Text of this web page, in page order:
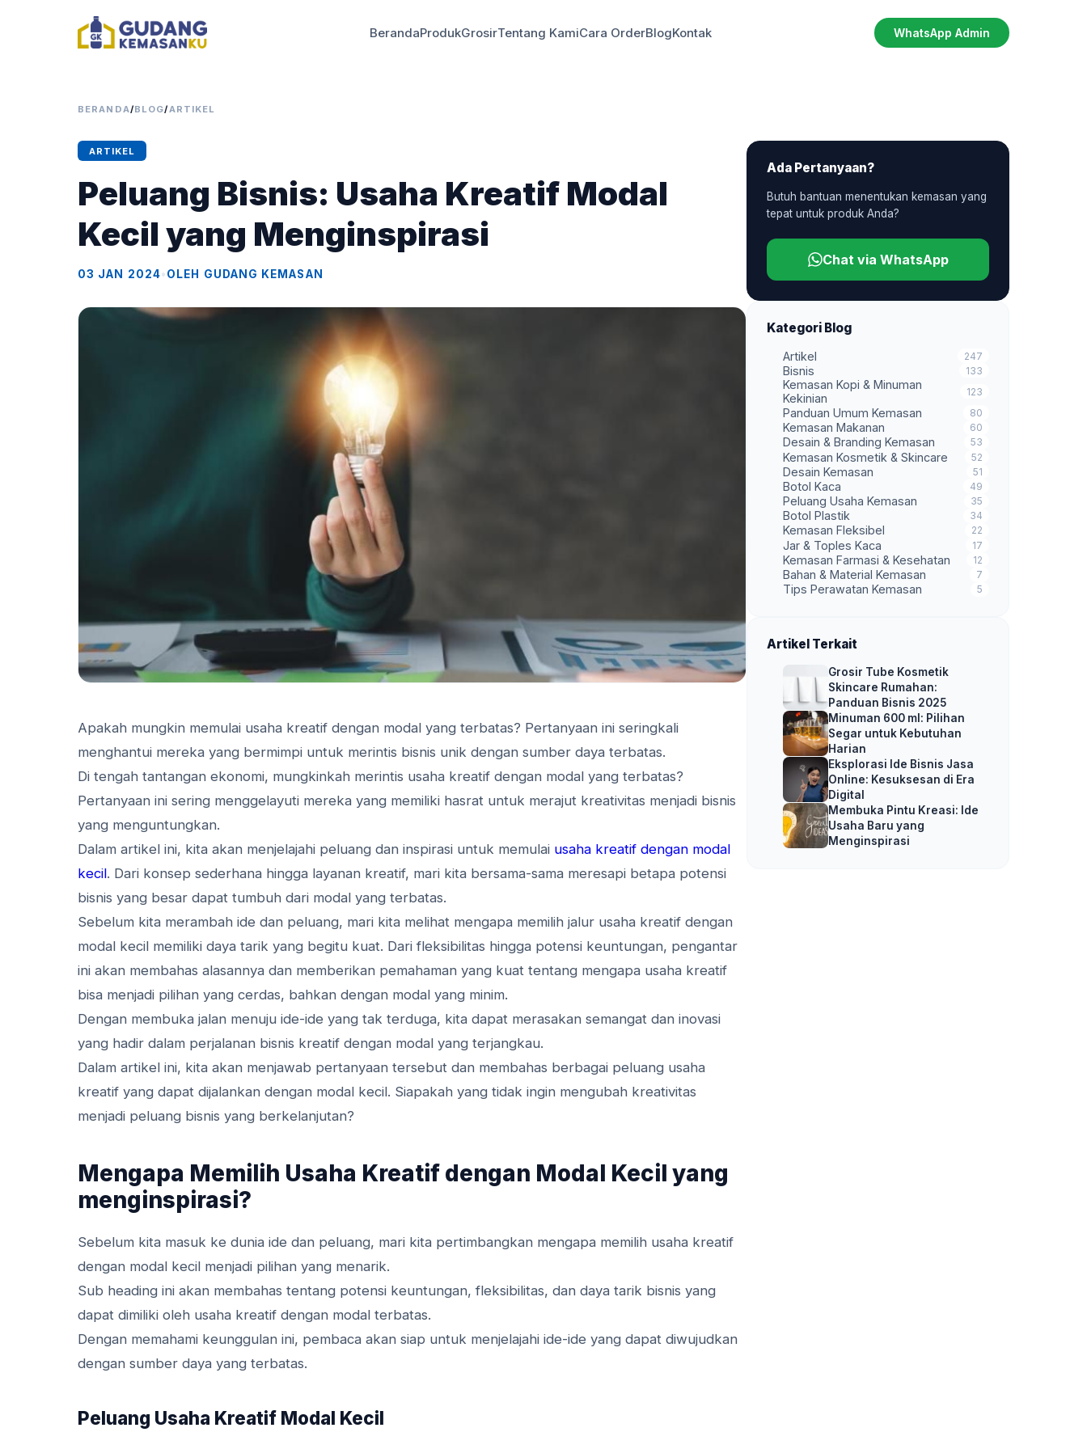
BerandaProdukGrosirTentang KamiCara OrderBlogKontak WhatsApp Admin
BERANDA/BLOG/ARTIKEL
ARTIKEL
Peluang Bisnis: Usaha Kreatif Modal
Kecil yang Menginspirasi
03 JAN 2024•OLEH GUDANG KEMASAN
Apakah mungkin memulai usaha kreatif dengan modal yang terbatas? Pertanyaan ini seringkali
menghantui mereka yang bermimpi untuk merintis bisnis unik dengan sumber daya terbatas.
Di tengah tantangan ekonomi, mungkinkah merintis usaha kreatif dengan modal yang terbatas?
Pertanyaan ini sering menggelayuti mereka yang memiliki hasrat untuk merajut kreativitas menjadi bisnis
yang menguntungkan.
Dalam artikel ini, kita akan menjelajahi peluang dan inspirasi untuk memulai usaha kreatif dengan modal
kecil. Dari konsep sederhana hingga layanan kreatif, mari kita bersama-sama meresapi betapa potensi
bisnis yang besar dapat tumbuh dari modal yang terbatas.
Sebelum kita merambah ide dan peluang, mari kita melihat mengapa memilih jalur usaha kreatif dengan
modal kecil memiliki daya tarik yang begitu kuat. Dari fleksibilitas hingga potensi keuntungan, pengantar
ini akan membahas alasannya dan memberikan pemahaman yang kuat tentang mengapa usaha kreatif
bisa menjadi pilihan yang cerdas, bahkan dengan modal yang minim.
Dengan membuka jalan menuju ide-ide yang tak terduga, kita dapat merasakan semangat dan inovasi
yang hadir dalam perjalanan bisnis kreatif dengan modal yang terjangkau.
Dalam artikel ini, kita akan menjawab pertanyaan tersebut dan membahas berbagai peluang usaha
kreatif yang dapat dijalankan dengan modal kecil. Siapakah yang tidak ingin mengubah kreativitas
menjadi peluang bisnis yang berkelanjutan?
Mengapa Memilih Usaha Kreatif dengan Modal Kecil yang
menginspirasi?
Sebelum kita masuk ke dunia ide dan peluang, mari kita pertimbangkan mengapa memilih usaha kreatif
dengan modal kecil menjadi pilihan yang menarik.
Sub heading ini akan membahas tentang potensi keuntungan, fleksibilitas, dan daya tarik bisnis yang
dapat dimiliki oleh usaha kreatif dengan modal terbatas.
Dengan memahami keunggulan ini, pembaca akan siap untuk menjelajahi ide-ide yang dapat diwujudkan
dengan sumber daya yang terbatas.
Peluang Usaha Kreatif Modal Kecil
Ada Pertanyaan?
Butuh bantuan menentukan kemasan yang
tepat untuk produk Anda?
Chat via WhatsApp
Kategori Blog
Artikel 247
Bisnis 133
Kemasan Kopi & Minuman
Kekinian
123
Panduan Umum Kemasan 80
Kemasan Makanan 60
Desain & Branding Kemasan 53
Kemasan Kosmetik & Skincare 52
Desain Kemasan 51
Botol Kaca 49
Peluang Usaha Kemasan 35
Botol Plastik 34
Kemasan Fleksibel 22
Jar & Toples Kaca 17
Kemasan Farmasi & Kesehatan 12
Bahan & Material Kemasan 7
Tips Perawatan Kemasan 5
Artikel Terkait
Grosir Tube Kosmetik
Skincare Rumahan:
Panduan Bisnis 2025
Minuman 600 ml: Pilihan
Segar untuk Kebutuhan
Harian
Eksplorasi Ide Bisnis Jasa
Online: Kesuksesan di Era
Digital
Membuka Pintu Kreasi: Ide
Usaha Baru yang
Menginspirasi